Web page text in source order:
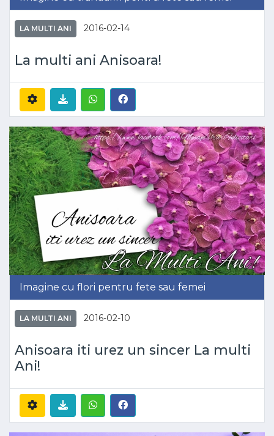
LA MULTI ANI 2016-02-14
La multi ani Anisoara!
Imagine cu flori pentru fete sau femei
LA MULTI ANI 2016-02-10
Anisoara iti urez un sincer La multi
Ani!